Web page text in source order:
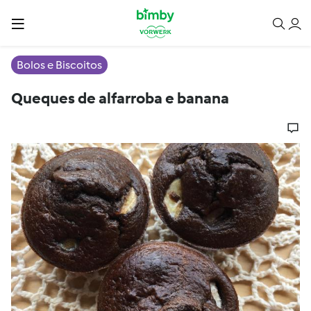
Bolos e Biscoitos
Queques de alfarroba e banana